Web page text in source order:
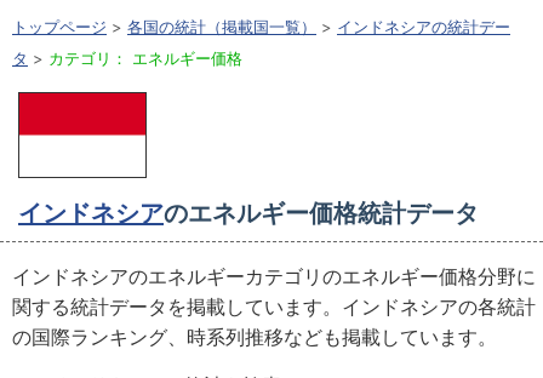
トップページ > 各国の統計（掲載国一覧） > インドネシアの統計デー
タ > カテゴリ： エネルギー価格
インドネシアのエネルギー価格統計データ
インドネシアのエネルギーカテゴリのエネルギー価格分野に
関する統計データを掲載しています。インドネシアの各統計
の国際ランキング、時系列推移なども掲載しています。